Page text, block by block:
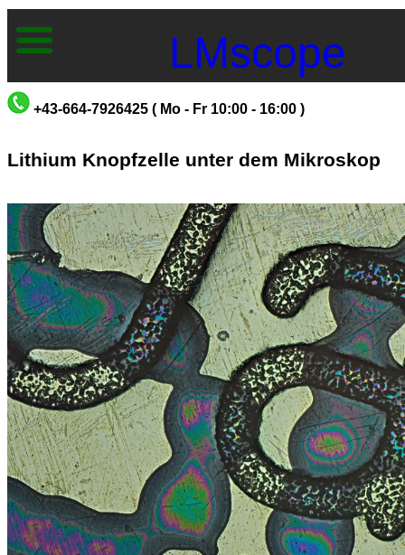
LMscope
+43-664-7926425 ( Mo - Fr 10:00 - 16:00 )
Lithium Knopfzelle unter dem Mikroskop